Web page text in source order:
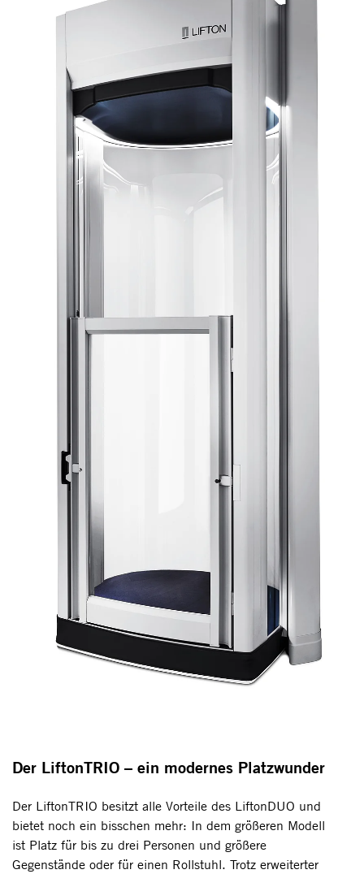
Der LiftonTRIO – ein modernes Platzwunder
Der LiftonTRIO besitzt alle Vorteile des LiftonDUO und
bietet noch ein bisschen mehr: In dem größeren Modell
ist Platz für bis zu drei Personen und größere
Gegenstände oder für einen Rollstuhl. Trotz erweiterter